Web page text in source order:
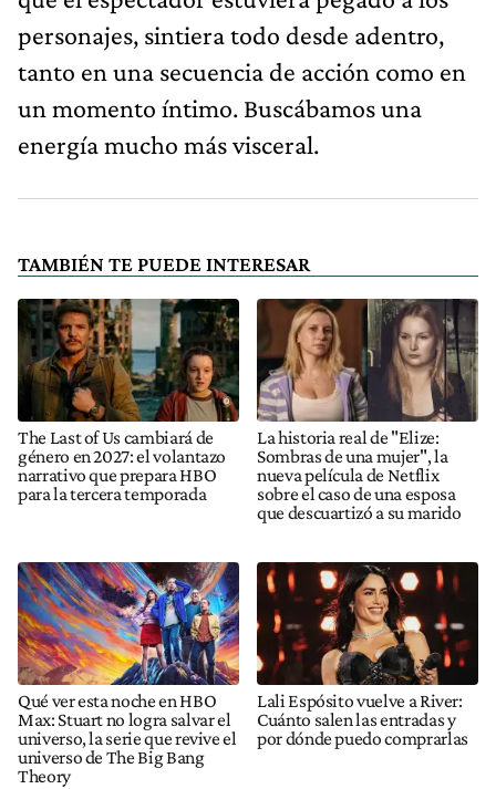
personajes, sintiera todo desde adentro,
tanto en una secuencia de acción como en
un momento íntimo. Buscábamos una
energía mucho más visceral.
TAMBIÉN TE PUEDE INTERESAR
The Last of Us cambiará de
género en 2027: el volantazo
narrativo que prepara HBO
para la tercera temporada
La historia real de "Elize:
Sombras de una mujer", la
nueva película de Netflix
sobre el caso de una esposa
que descuartizó a su marido
Qué ver esta noche en HBO
Max: Stuart no logra salvar el
universo, la serie que revive el
universo de The Big Bang
Theory
Lali Espósito vuelve a River:
Cuánto salen las entradas y
por dónde puedo comprarlas